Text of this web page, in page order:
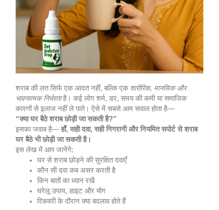
शराब की लत सिर्फ एक आदत नहीं, बल्कि एक शारीरिक, मानसिक और
भावनात्मक निर्भरताहै। कई लोग शर्म, डर, समय की कमी या समाजिक
कारणों से इलाज नहीं ले पाते। ऐसे में सबसे आम सवाल होता है—
“क्या घर बैठे शराब छोड़ी जा सकती है?”
इसका जवाब है—हाँ, सही दवा, सही निगरानी और नियमित सपोर्ट से शराब
घर बैठे भी छोड़ी जा सकती है।
इस लेख में आप जानेंगे:
घर से शराब छोड़ने की सुरक्षित दवाएँ
कौन सी दवा कब असर करती है
किन बातों का ध्यान रखें
घरेलू उपाय, डाइट और योग
रिकवरी के दौरान क्या बदलाव होते हैं